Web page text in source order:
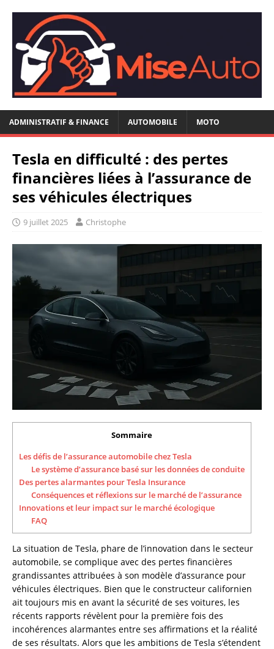
ADMINISTRATIF & FINANCE AUTOMOBILE MOTO
Tesla en difficulté : des pertes
financières liées à l’assurance de
ses véhicules électriques
9 juillet 2025 Christophe
Sommaire
Les défis de l’assurance automobile chez Tesla
Le système d’assurance basé sur les données de conduite
Des pertes alarmantes pour Tesla Insurance
Conséquences et réflexions sur le marché de l’assurance
Innovations et leur impact sur le marché écologique
FAQ
La situation de Tesla, phare de l’innovation dans le secteur
automobile, se complique avec des pertes financières
grandissantes attribuées à son modèle d’assurance pour
véhicules électriques. Bien que le constructeur californien
ait toujours mis en avant la sécurité de ses voitures, les
récents rapports révèlent pour la première fois des
incohérences alarmantes entre ses affirmations et la réalité
de ses résultats. Alors que les ambitions de Tesla s’étendent